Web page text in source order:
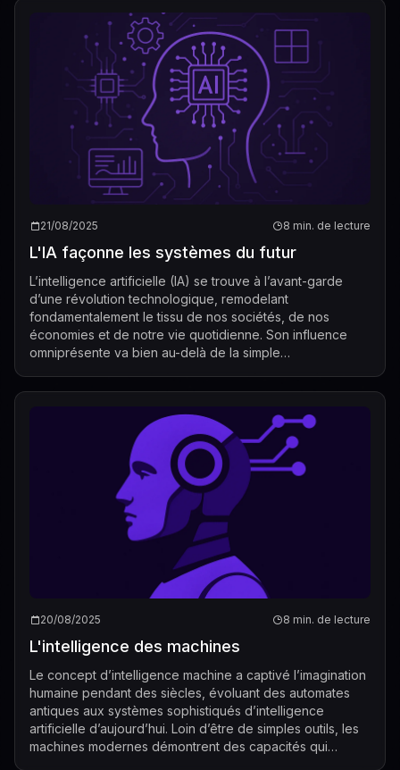
21/08/2025 8 min. de lecture
L'IA façonne les systèmes du futur
L’intelligence artificielle (IA) se trouve à l’avant-garde
d’une révolution technologique, remodelant
fondamentalement le tissu de nos sociétés, de nos
économies et de notre vie quotidienne. Son influence
omniprésente va bien au-delà de la simple
20/08/2025 8 min. de lecture
L'intelligence des machines
Le concept d’intelligence machine a captivé l’imagination
humaine pendant des siècles, évoluant des automates
antiques aux systèmes sophistiqués d’intelligence
artificielle d’aujourd’hui. Loin d’être de simples outils, les
machines modernes démontrent des capacités qui